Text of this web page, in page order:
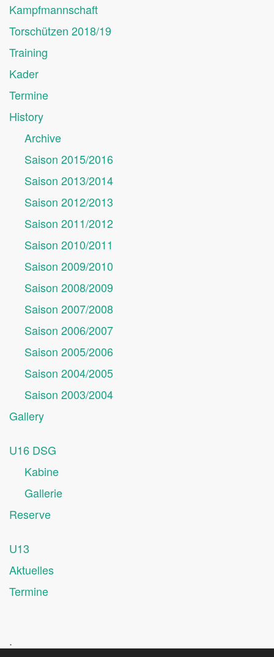
Kampfmannschaft
Torschützen 2018/19
Training
Kader
Termine
History
Archive
Saison 2015/2016
Saison 2013/2014
Saison 2012/2013
Saison 2011/2012
Saison 2010/2011
Saison 2009/2010
Saison 2008/2009
Saison 2007/2008
Saison 2006/2007
Saison 2005/2006
Saison 2004/2005
Saison 2003/2004
Gallery
U16 DSG
Kabine
Gallerie
Reserve
U13
Aktuelles
Termine
.